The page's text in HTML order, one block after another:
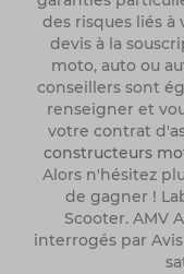
des risques liés
devis à la
moto, auto ou
conseillers sont
renseigner et
votre contrat
constructeurs
Alors n'hésitez
de gagner !
Scooter. AMV
interrogés par